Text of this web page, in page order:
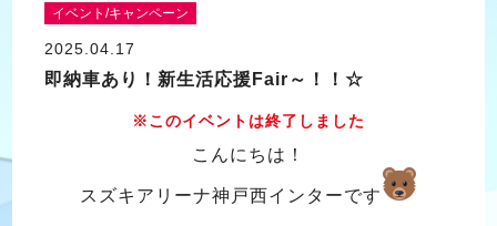
イベント/キャンペーン
2025.04.17
即納車あり！新生活応援Fair～！！☆
※このイベントは終了しました
こんにちは！
スズキアリーナ神戸西インターです